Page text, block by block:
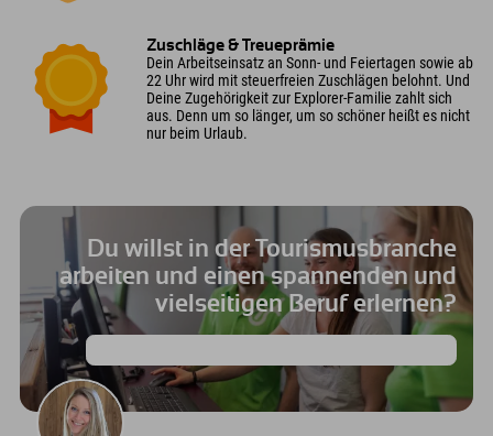
Zuschläge & Treueprämie
Dein Arbeitseinsatz an Sonn- und Feiertagen sowie ab
22 Uhr wird mit steuerfreien Zuschlägen belohnt. Und
Deine Zugehörigkeit zur Explorer-Familie zahlt sich
aus. Denn um so länger, um so schöner heißt es nicht
nur beim Urlaub.
Du willst in der Tourismusbranche
arbeiten und einen spannenden und
vielseitigen Beruf erlernen?